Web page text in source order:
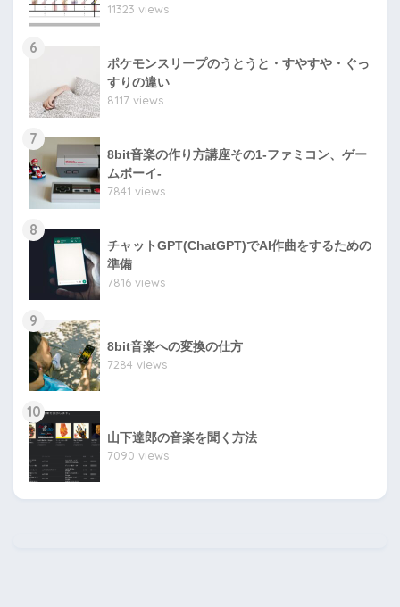
11323 views
6
ポケモンスリープのうとうと・すやすや・ぐっ
すりの違い
8117 views
7
8bit音楽の作り方講座その1-ファミコン、ゲー
ムボーイ-
7841 views
8
チャットGPT(ChatGPT)でAI作曲をするための
準備
7816 views
9
8bit音楽への変換の仕方
7284 views
10
山下達郎の音楽を聞く方法
7090 views